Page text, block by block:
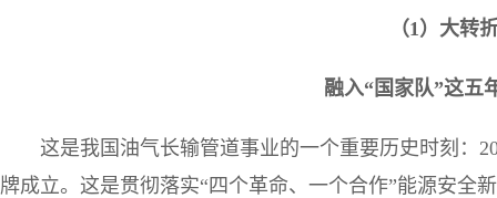
（1）大转
融入“国家队”这五
这是我国油气长输管道事业的一个重要历史时刻：
牌成立。这是贯彻落实“四个革命、一个合作”能源安全